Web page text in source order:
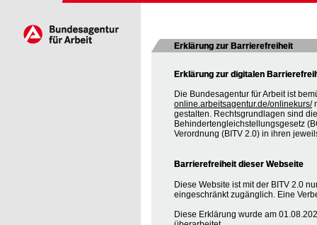
Erklärung zur Barrierefreiheit
Erklärung zur digitalen
Die Bundesagentur für Arbeit ist
online.arbeitsagentur.de/onlinekurs/
gestalten. Rechtsgrundlagen sind
Behindertengleichstellungsgesetz
Verordnung (BITV 2.0) in ihren
Barrierefreiheit dieser Webseite
Diese Website ist mit der BITV 2.0
eingeschränkt zugänglich. Eine
Diese Erklärung wurde am